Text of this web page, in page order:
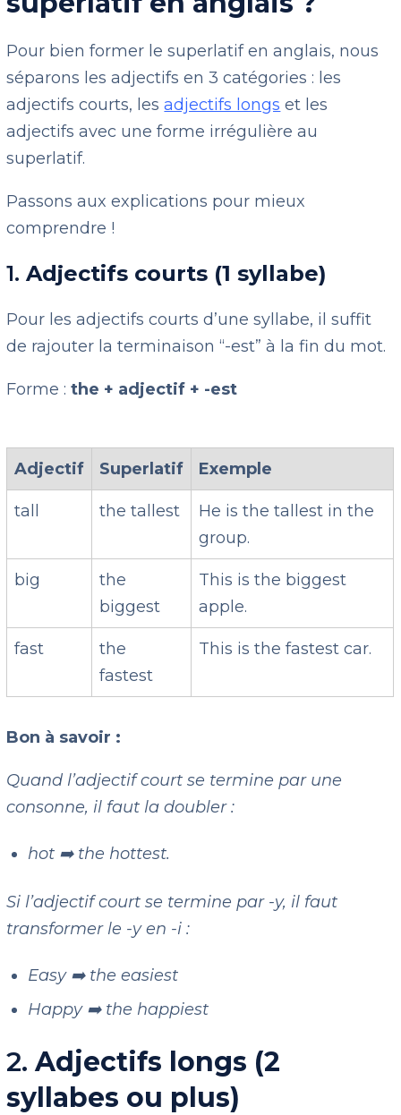
Pour bien former le superlatif en anglais, nous
séparons les adjectifs en 3 catégories : les
adjectifs courts, lesadjectifs longs et les
adjectifs avec une forme irrégulière au
superlatif.
Passons aux explications pour mieux
comprendre !
1.Adjectifs courts (1 syllabe)
Pour les adjectifs courts d’une syllabe, il suffit
de rajouter la terminaison “-est” à la fin du mot.
Forme :the + adjectif + -est
Adjectif Superlatif Exemple
tall the tallest
He is the tallest in the
group.
big
the
biggest
This is the biggest
apple.
fast
the
fastest
This is the fastest car.
Bon à savoir :
Quand l’adjectif court se termine par une
consonne, il faut la doubler :
hot ➡️ the hottest.
Si l’adjectif court se termine par -y, il faut
transformer le -y en -i :
Easy ➡️ the easiest
Happy ➡️ the happiest
2.Adjectifs longs (2
syllabes ou plus)